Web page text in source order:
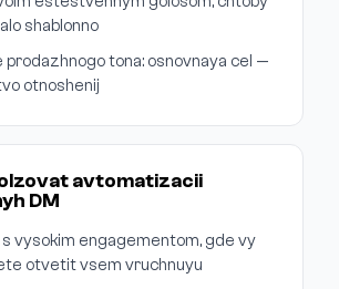
shablonno
prodazhnogo tona: osnovnaya cel —
otnoshenij
avtomatizacii
DM
s vysokim engagementom, gde vy
otvetit vsem vruchnuyu